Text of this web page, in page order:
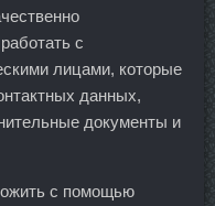
с
лицами, которые
данных,
документы и
с помощью